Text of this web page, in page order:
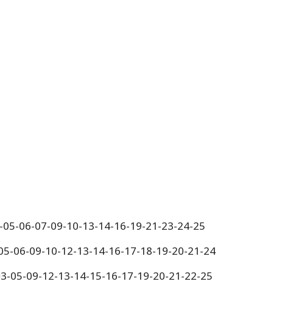
06-07-09-10-13-14-16-19-21-23-24-25
06-09-10-12-13-14-16-17-18-19-20-21-24
05-09-12-13-14-15-16-17-19-20-21-22-25